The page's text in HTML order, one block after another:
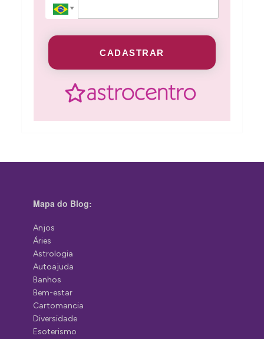
CADASTRAR
Mapa do Blog:
Anjos
Áries
Astrologia
Autoajuda
Banhos
Bem-estar
Cartomancia
Diversidade
Esoterismo